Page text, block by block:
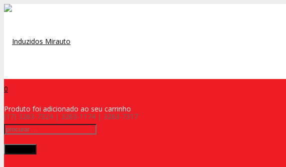
(17) 3263-7324 | 3263-1174 | 3263-7317
0
Produto foi adicionado ao seu carrinho